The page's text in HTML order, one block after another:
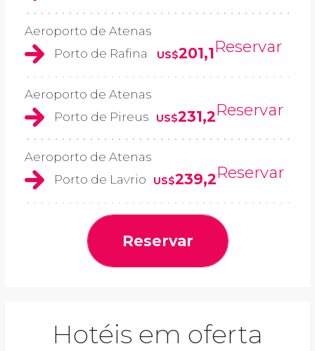
Aeroporto de Atenas
Porto de Rafina
US$201,1Reservar
Aeroporto de Atenas
Porto de Pireus
US$231,2Reservar
Aeroporto de Atenas
Porto de Lavrio
US$239,2Reservar
Reservar
Hotéis em oferta